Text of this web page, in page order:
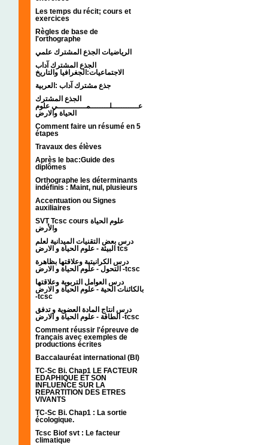
Les temps du récit; cours et
exercices
Règles de base de
l'orthographe
الرياضيات الجذع المشترك علمي
الجذع المشترك آداب
الاجتماعيات:الجغرافيا والتاريخ
جذع مشترك آداب :العربية
الجذع المشترك
عـــــــــــلــــــــمــــــــــــي علوم
الحياة والارض
Comment faire un résumé en 5
étapes
Travaux des élèves
Après le bac:Guide des
diplômes
Orthographe les déterminants
indéfinis : Maint, nul, plusieurs
Accentuation ou Signes
auxiliaires
SVT Tcsc cours علوم الحياة
والأرض
درس بعض التقنيات الميدانية لعلم
البيئة - علوم الحياة و الارض tcs
درس الكرانيتية وعلاقتها بظاهرة
التحول - علوم الحياة و الارض -tcsc
درس العوامل التربوية وعلاقتها
بالكائنات الحية - علوم الحياة و الارض
-tcsc
درس انتاج المادة العضوية و تدفق
الطاقة - علوم الحياة و الارض -tcsc
Comment réussir l'épreuve de
français avec exemples de
productions écrites
Baccalauréat international (BI)
TC-Sc Bi. Chap1 LE FACTEUR
EDAPHIQUE ET SON
INFLUENCE SUR LA
REPARTITION DES ETRES
VIVANTS
TC-Sc Bi. Chap1 : La sortie
écologique.
Tcsc Biof svt : Le facteur
climatique